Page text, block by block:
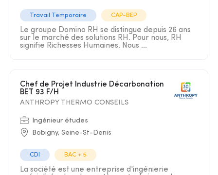
Travail Temporaire CAP-BEP
Le groupe Domino RH se distingue depuis 26 ans
sur le marché des solutions RH. Pour nous, RH
signifie Richesses Humaines. Nous ...
Chef de Projet Industrie Décarbonation
BET 93 F/H
ANTHROPY THERMO CONSEILS
Ingénieur études
Bobigny, Seine-St-Denis
CDI BAC + 5
La société est une entreprise d'ingénierie